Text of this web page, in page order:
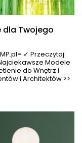
dla Twojego
✓ Przeczytaj
Modele
do Wnętrz i
i Architektów >>